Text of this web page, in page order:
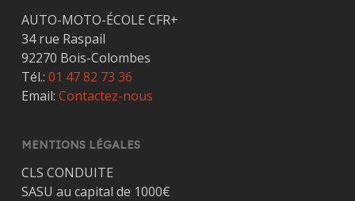
AUTO-MOTO-ÉCOLE CFR+
34 rue Raspail
92270 Bois-Colombes
Tél.: 01 47 82 73 36
Email: Contactez-nous
MENTIONS LÉGALES
CLS CONDUITE
SASU au capital de 1000€